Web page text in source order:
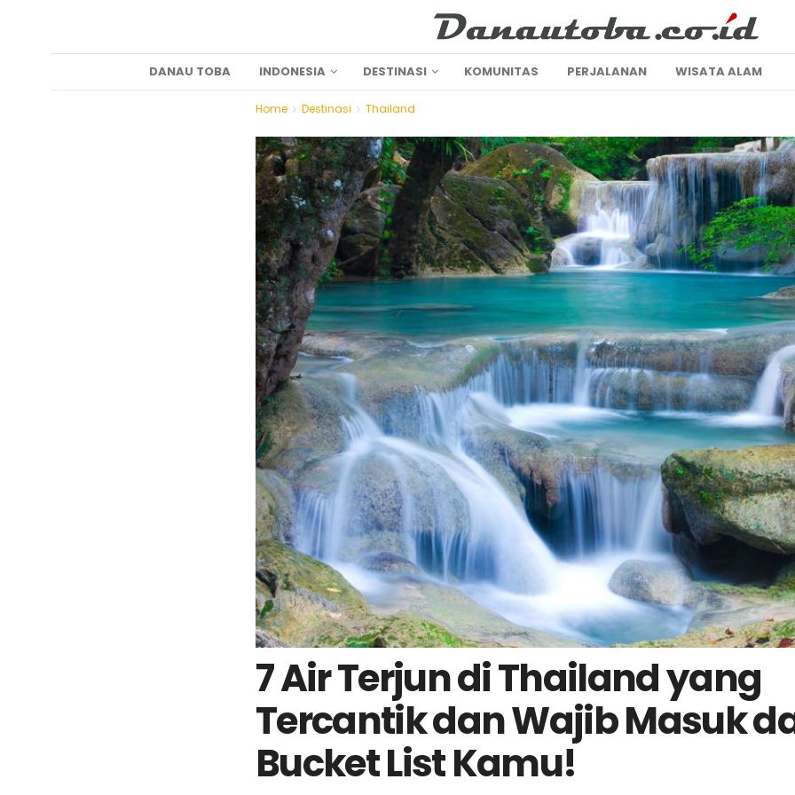
DANAU TOBA INDONESIA DESTINASI KOMUNITAS PERJALANAN WISATA ALAM
Home Destinasi Thailand
7 Air Terjun di Thailand yang
Tercantik dan Wajib Masuk
Bucket List Kamu!